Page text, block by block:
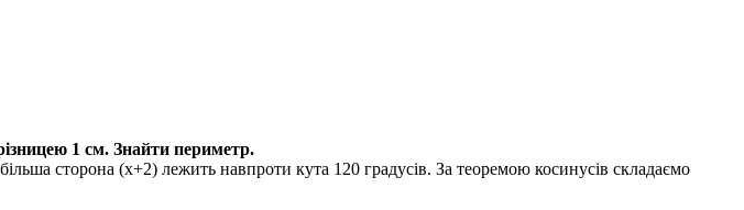
1 см. Знайти периметр.
сторона (x+2) лежить навпроти кута 120 градусів. За теоремою косинусів складаємо